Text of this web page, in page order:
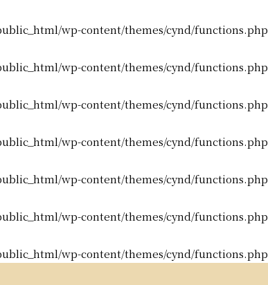
wp-content/themes/cynd/functions.php
wp-content/themes/cynd/functions.php
wp-content/themes/cynd/functions.php
wp-content/themes/cynd/functions.php
wp-content/themes/cynd/functions.php
wp-content/themes/cynd/functions.php
wp-content/themes/cynd/functions.php